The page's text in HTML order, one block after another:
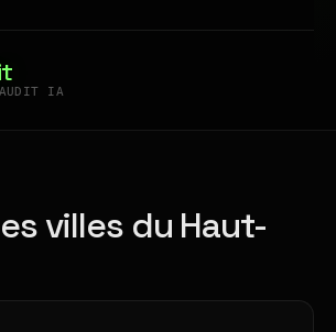
IA
villes du Haut-